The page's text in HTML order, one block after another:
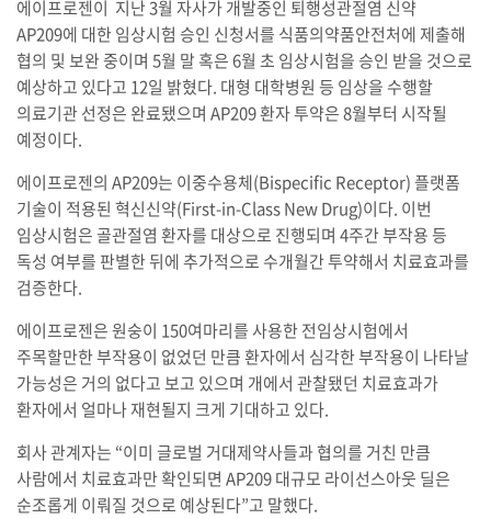
에이프로젠이 지난 3월 자사가 개발중인 퇴행성관절염 신약
AP209에 대한 임상시험 승인 신청서를 식품의약품안전처에 제출해
협의 및 보완 중이며 5월 말 혹은 6월 초 임상시험을 승인 받을 것으로
예상하고 있다고 12일 밝혔다. 대형 대학병원 등 임상을 수행할
의료기관 선정은 완료됐으며 AP209 환자 투약은 8월부터 시작될
예정이다.
에이프로젠의 AP209는 이중수용체(Bispecific Receptor) 플랫폼
기술이 적용된 혁신신약(First-in-Class New Drug)이다. 이번
임상시험은 골관절염 환자를 대상으로 진행되며 4주간 부작용 등
독성 여부를 판별한 뒤에 추가적으로 수개월간 투약해서 치료효과를
검증한다.
에이프로젠은 원숭이 150여마리를 사용한 전임상시험에서
주목할만한 부작용이 없었던 만큼 환자에서 심각한 부작용이 나타날
가능성은 거의 없다고 보고 있으며 개에서 관찰됐던 치료효과가
환자에서 얼마나 재현될지 크게 기대하고 있다.
회사 관계자는 “이미 글로벌 거대제약사들과 협의를 거친 만큼
사람에서 치료효과만 확인되면 AP209 대규모 라이선스아웃 딜은
순조롭게 이뤄질 것으로 예상된다”고 말했다.